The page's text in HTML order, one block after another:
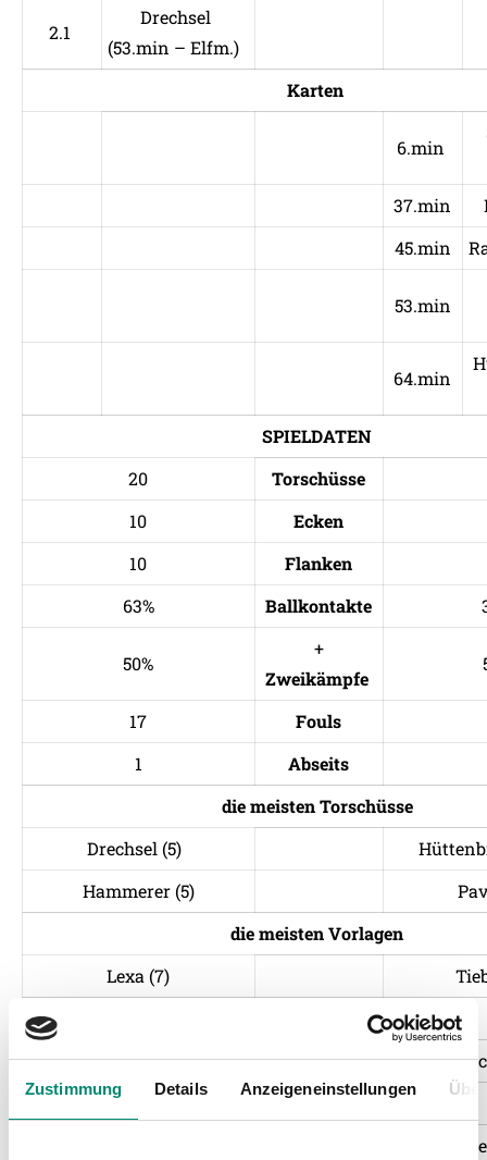
Zustimmung Details Anzeigeneinstellungen
2.1
Drechsel
(53.min – Elfm.)
Karten
6.min
37.min
45.min
53.min
64.min
SPIELDATEN
20
Torschüsse
10
Ecken
10
Flanken
63%
Ballkontakte
50%
+
Zweikämpfe
17 Fouls
1
Abseits
die meisten Torschüsse
Drechsel (5)
Hammerer (5)
die meisten Vorlagen
Lexa (7)
die meisten Ballkontakte
Hackmair (93)
die Zweikampfstärksten